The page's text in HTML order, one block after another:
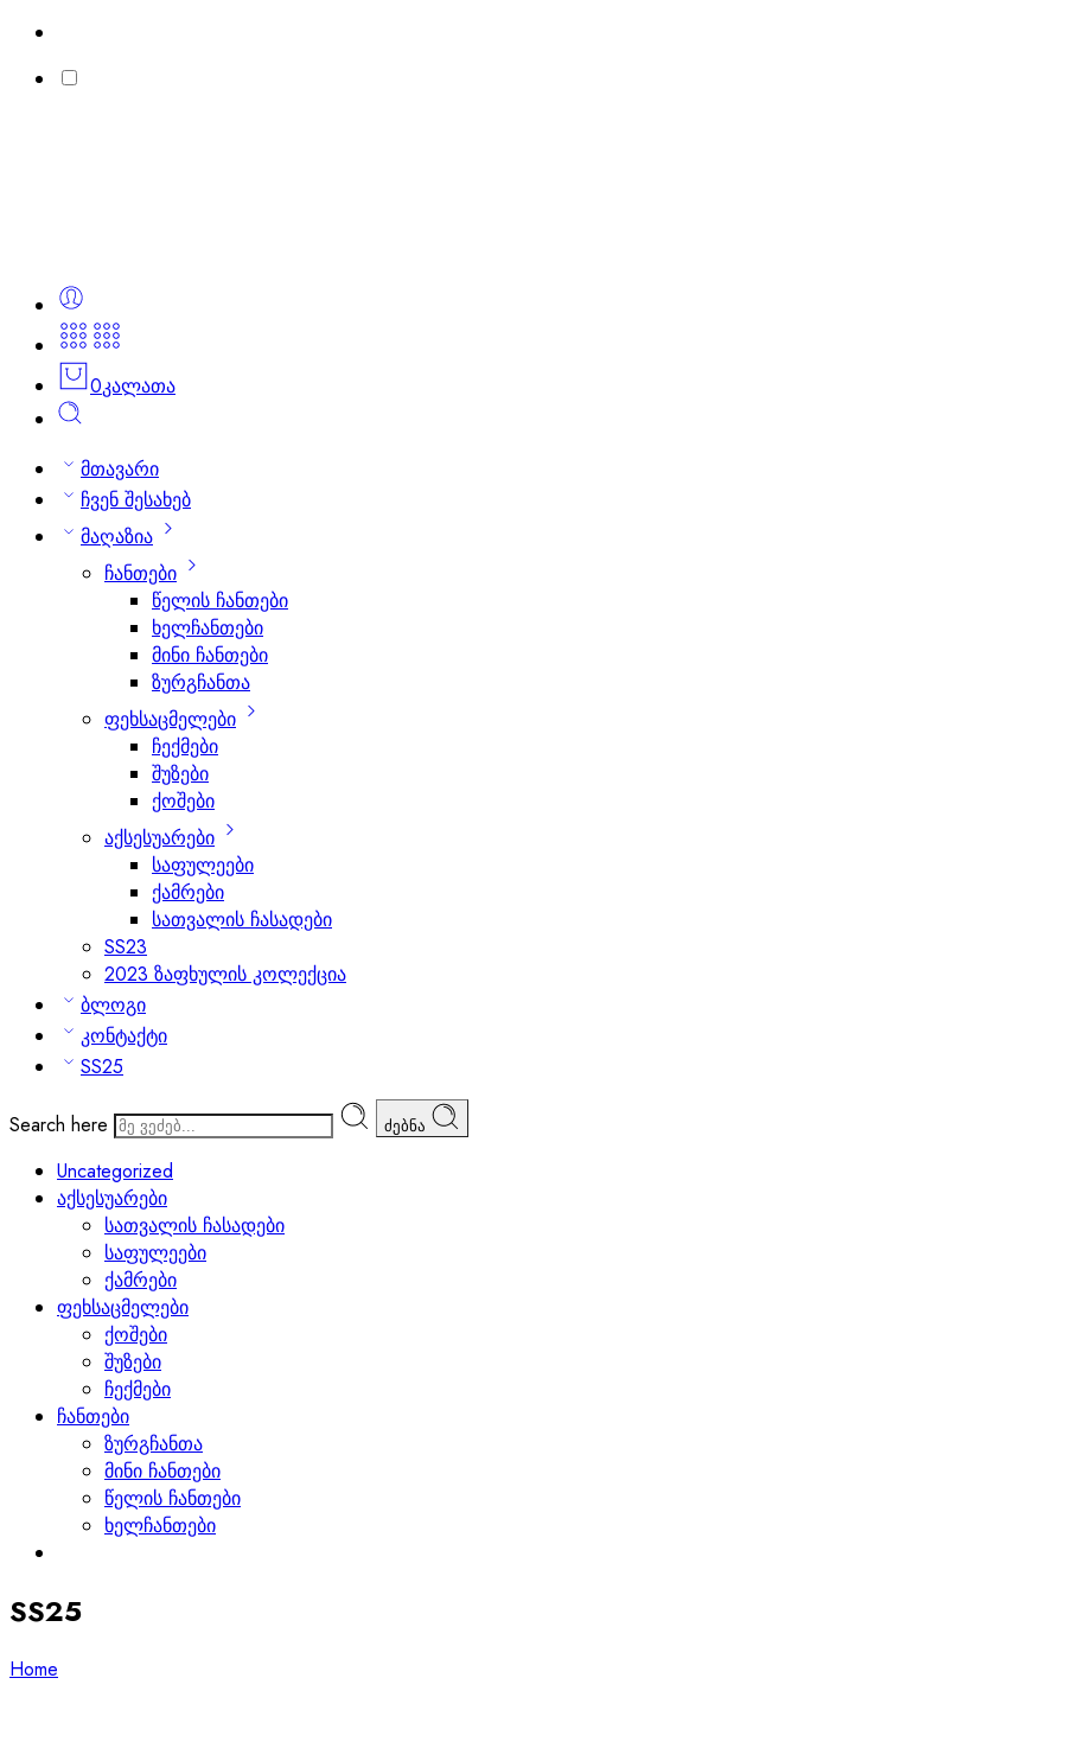
0კალათა
მთავარი
ჩვენ შესახებ
მაღაზია
ჩანთები
წელის ჩანთები
ხელჩანთები
მინი ჩანთები
ზურგჩანთა
ფეხსაცმელები
ჩექმები
შუზები
ქოშები
აქსესუარები
საფულეები
ქამრები
სათვალის ჩასადები
SS23
2023 ზაფხულის კოლექცია
ბლოგი
კონტაქტი
SS25
Search here ძებნა
Uncategorized
აქსესუარები
სათვალის ჩასადები
საფულეები
ქამრები
ფეხსაცმელები
ქოშები
შუზები
ჩექმები
ჩანთები
ზურგჩანთა
მინი ჩანთები
წელის ჩანთები
ხელჩანთები
SS25
Home